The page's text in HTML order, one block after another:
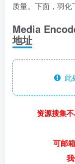
质量。下面，羽化
Media
地址
此
资源搜集
可邮